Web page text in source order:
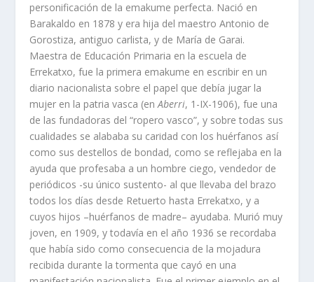
personificación de la emakume perfecta. Nació en
Barakaldo en 1878 y era hija del maestro Antonio de
Gorostiza, antiguo carlista, y de María de Garai.
Maestra de Educación Primaria en la escuela de
Errekatxo, fue la primera emakume en escribir en un
diario nacionalista sobre el papel que debía jugar la
mujer en la patria vasca (enAberri, 1-IX-1906), fue una
de las fundadoras del “ropero vasco”, y sobre todas sus
cualidades se alababa su caridad con los huérfanos así
como sus destellos de bondad, como se reflejaba en la
ayuda que profesaba a un hombre ciego, vendedor de
periódicos -su único sustento- al que llevaba del brazo
todos los días desde Retuerto hasta Errekatxo, y a
cuyos hijos –huérfanos de madre– ayudaba. Murió muy
joven, en 1909, y todavía en el año 1936 se recordaba
que había sido como consecuencia de la mojadura
recibida durante la tormenta que cayó en una